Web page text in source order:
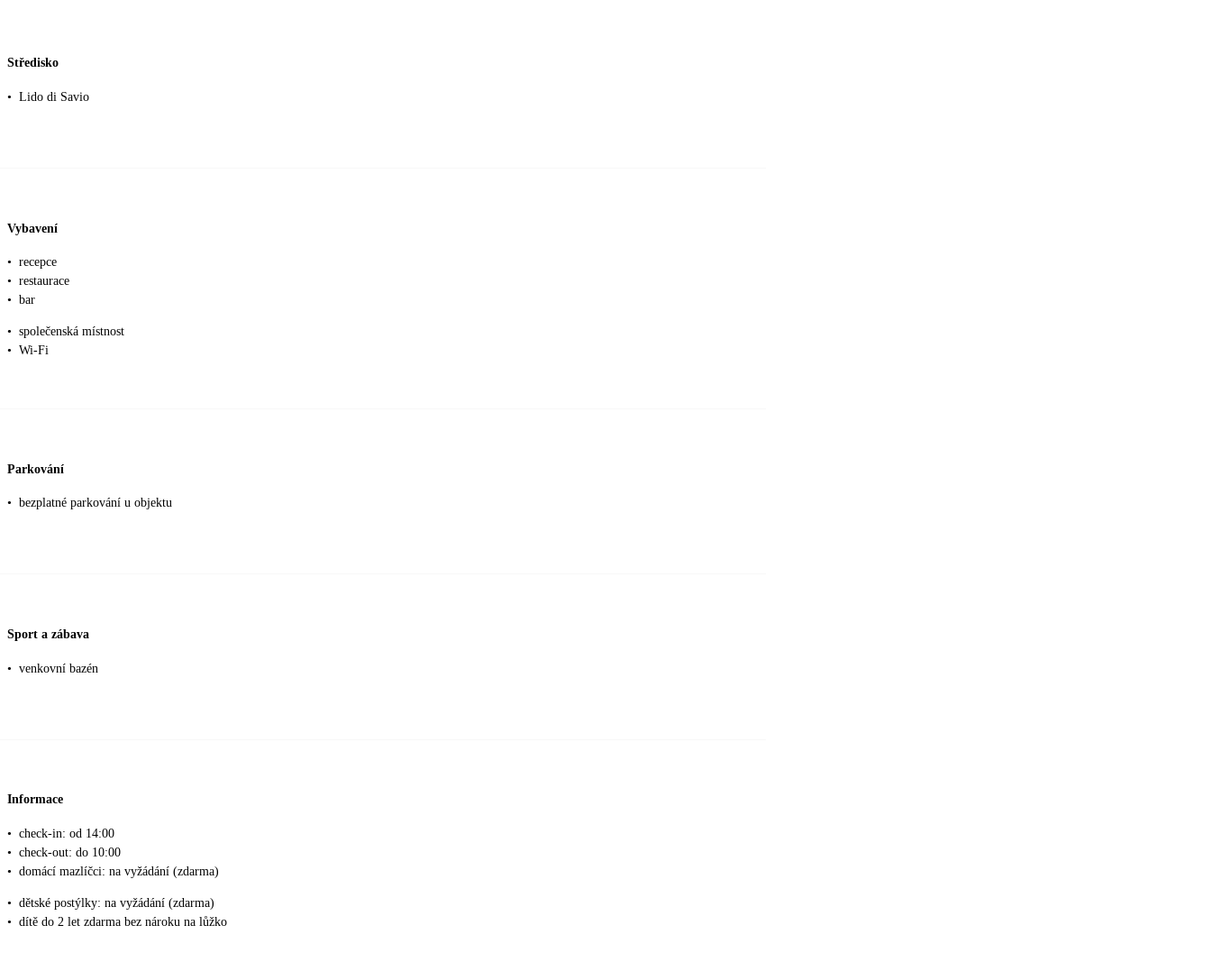
Středisko
• Lido di Savio
Vybavení
• recepce
• restaurace
• bar
• společenská místnost
• Wi-Fi
Parkování
• bezplatné parkování u objektu
Sport a zábava
• venkovní bazén
Informace
• check-in: od 14:00
• check-out: do 10:00
• domácí mazlíčci: na vyžádání (zdarma)
• dětské postýlky: na vyžádání (zdarma)
• dítě do 2 let zdarma bez nároku na lůžko